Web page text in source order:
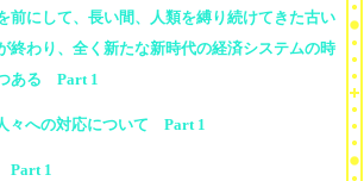
前にして、長い間、人類を縛り続けてきた古い
終わり、全く新たな新時代の経済システムの時
ある Part 1
々への対応について Part 1
Part 1